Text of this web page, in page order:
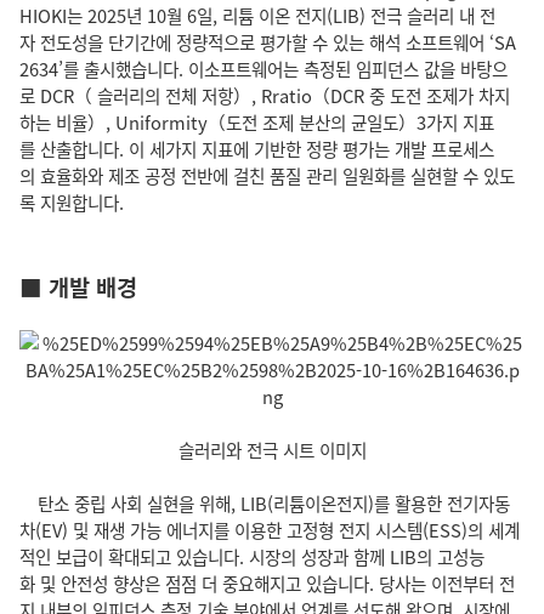
HIOKI는 2025년 10월 6일, 리튬 이온 전지(LIB) 전극 슬러리 내 전
자 전도성을 단기간에 정량적으로 평가할 수 있는 해석 소프트웨어 ‘SA
2634’를 출시했습니다. 이소프트웨어는 측정된 임피던스 값을 바탕으
로 DCR（ 슬러리의 전체 저항）, Rratio（DCR 중 도전 조제가 차지
하는 비율）, Uniformity（도전 조제 분산의 균일도）3가지 지표
를 산출합니다. 이 세가지 지표에 기반한 정량 평가는 개발 프로세스
의 효율화와 제조 공정 전반에 걸친 품질 관리 일원화를 실현할 수 있도
록 지원합니다.
■ 개발 배경
슬러리와 전극 시트 이미지
탄소 중립 사회 실현을 위해, LIB(리튬이온전지)를 활용한 전기자동
차(EV) 및 재생 가능 에너지를 이용한 고정형 전지 시스템(ESS)의 세계
적인 보급이 확대되고 있습니다. 시장의 성장과 함께 LIB의 고성능
화 및 안전성 향상은 점점 더 중요해지고 있습니다. 당사는 이전부터 전